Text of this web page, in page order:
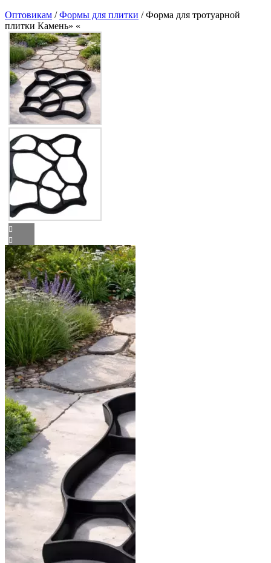
Оптовикам /Формы для плитки / Форма для тротуарной
плитки Камень» «